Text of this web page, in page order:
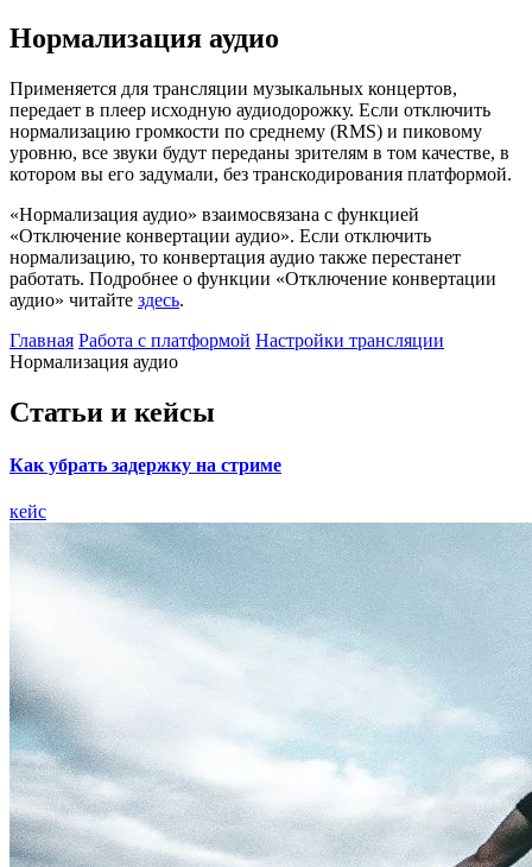
Нормализация аудио
Применяется для трансляции музыкальных концертов,
передает в плеер исходную аудиодорожку. Если отключить
нормализацию громкости по среднему (RMS) и пиковому
уровню, все звуки будут переданы зрителям в том качестве, в
котором вы его задумали, без транскодирования платформой.
«Нормализация аудио» взаимосвязана с функцией
«Отключение конвертации аудио». Если отключить
нормализацию, то конвертация аудио также перестанет
работать. Подробнее о функции «Отключение конвертации
аудио» читайте здесь.
Главная Работа с платформой Настройки трансляции
Нормализация аудио
Статьи и кейсы
Как убрать задержку на стриме
кейс